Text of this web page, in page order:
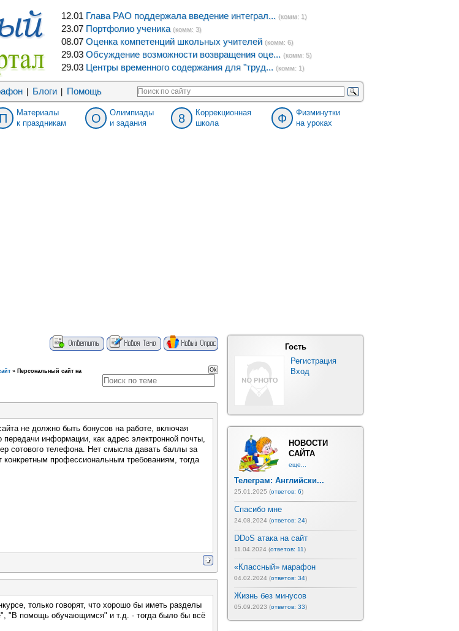
12.01 Глава РАО поддержала введение интеграл... (комм: 1)
23.07 Портфолио ученика (комм: 3)
08.07 Оценка компетенций школьных учителей (комм: 6)
29.03 Обсуждение возможности возвращения оце... (комм: 5)
29.03 Центры временного содержания для "труд... (комм: 1)
Блоги Помощь
П
Материалы
к праздникам
О
Олимпиады
и задания
8
Коррекционная
школа
Ф
Физминутки
на уроках
» Персональный сайт на
не должно быть бонусов на работе, включая
информации, как адрес электронной почты,
сотового телефона. Нет смысла давать баллы за
конкретным профессиональным требованиям, тогда
только говорят, что хорошо бы иметь разделы
"В помощь обучающимся" и т.д. - тогда было бы всё
Гость
Регистрация
Вход
НОВОСТИ
САЙТА
еще...
Телеграм: Английски...
25.01.2025 (ответов: 6)
Спасибо мне
24.08.2024 (ответов: 24)
DDoS атака на сайт
11.04.2024 (ответов: 11)
«Классный» марафон
04.02.2024 (ответов: 34)
Жизнь без минусов
05.09.2023 (ответов: 33)